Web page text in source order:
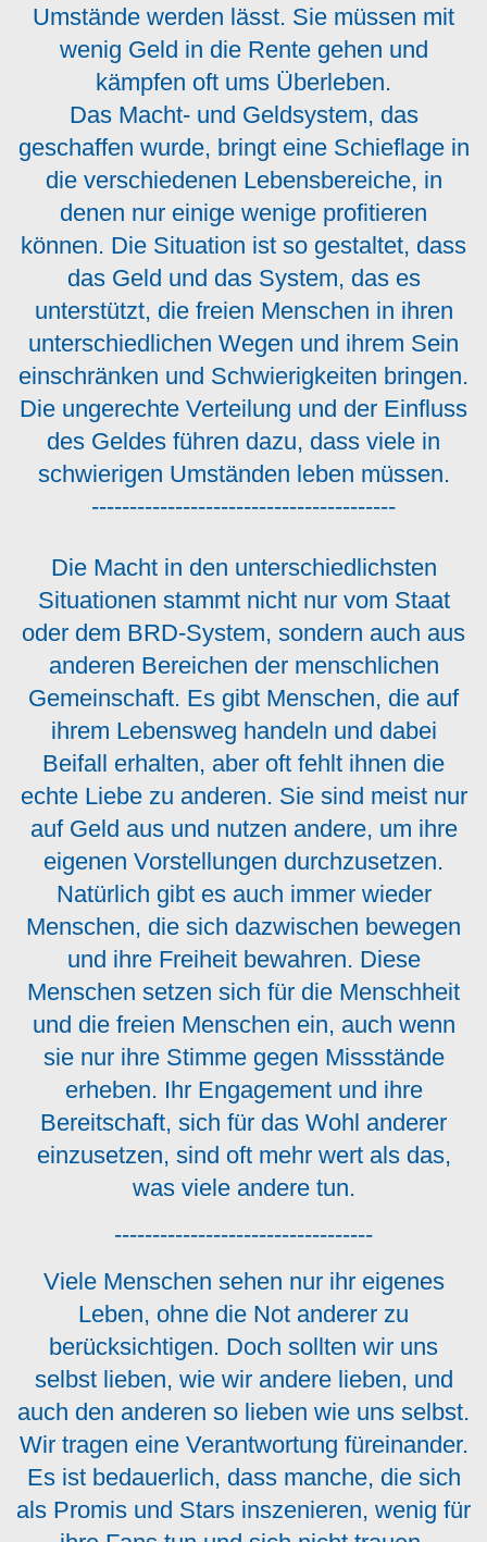
Umstände werden lässt. Sie müssen mit
wenig Geld in die Rente gehen und
kämpfen oft ums Überleben.
Das Macht- und Geldsystem, das
geschaffen wurde, bringt eine Schieflage in
die verschiedenen Lebensbereiche, in
denen nur einige wenige profitieren
können. Die Situation ist so gestaltet, dass
das Geld und das System, das es
unterstützt, die freien Menschen in ihren
unterschiedlichen Wegen und ihrem Sein
einschränken und Schwierigkeiten bringen.
Die ungerechte Verteilung und der Einfluss
des Geldes führen dazu, dass viele in
schwierigen Umständen leben müssen.
----------------------------------------
Die Macht in den unterschiedlichsten
Situationen stammt nicht nur vom Staat
oder dem BRD-System, sondern auch aus
anderen Bereichen der menschlichen
Gemeinschaft. Es gibt Menschen, die auf
ihrem Lebensweg handeln und dabei
Beifall erhalten, aber oft fehlt ihnen die
echte Liebe zu anderen. Sie sind meist nur
auf Geld aus und nutzen andere, um ihre
eigenen Vorstellungen durchzusetzen.
Natürlich gibt es auch immer wieder
Menschen, die sich dazwischen bewegen
und ihre Freiheit bewahren. Diese
Menschen setzen sich für die Menschheit
und die freien Menschen ein, auch wenn
sie nur ihre Stimme gegen Missstände
erheben. Ihr Engagement und ihre
Bereitschaft, sich für das Wohl anderer
einzusetzen, sind oft mehr wert als das,
was viele andere tun.
----------------------------------
Viele Menschen sehen nur ihr eigenes
Leben, ohne die Not anderer zu
berücksichtigen. Doch sollten wir uns
selbst lieben, wie wir andere lieben, und
auch den anderen so lieben wie uns selbst.
Wir tragen eine Verantwortung füreinander.
Es ist bedauerlich, dass manche, die sich
als Promis und Stars inszenieren, wenig für